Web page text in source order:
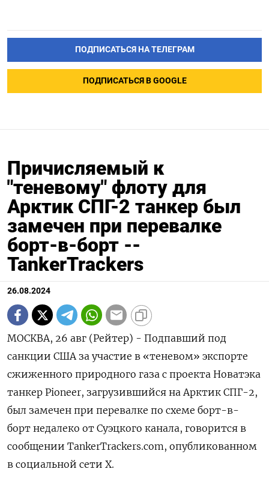
ПОДПИСАТЬСЯ НА ТЕЛЕГРАМ
ПОДПИСАТЬСЯ В GOOGLE
Причисляемый к
"теневому" флоту для
Арктик СПГ-2 танкер был
замечен при перевалке
борт-в-борт --
TankerTrackers
26.08.2024
МОСКВА, 26 авг (Рейтер) - Подпавший под
санкции США за участие в «теневом» экспорте
сжиженного природного газа с проекта Новатэка
танкер Pioneer, загрузившийся на Арктик СПГ-2,
был замечен при перевалке по схеме борт-в-
борт недалеко от Суэцкого канала, говорится в
сообщении TankerTrackers.com, опубликованном
в социальной сети Х.